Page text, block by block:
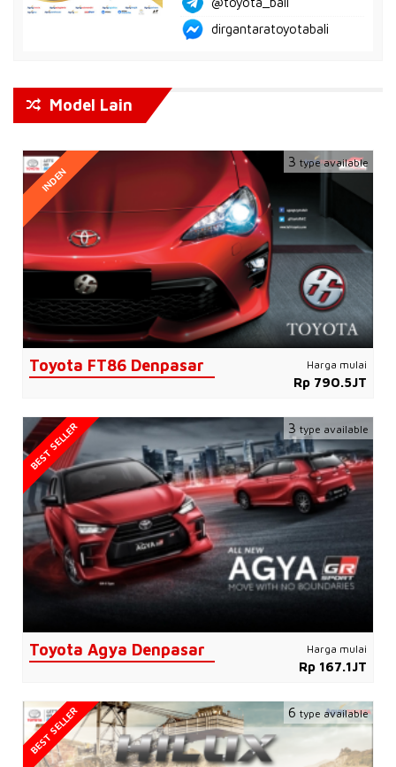
dirgantaratoyotabali
Model Lain
Toyota FT86 Denpasar Harga mulai
Rp 790.5JT
INDEN
3 type available
Toyota Agya Denpasar Harga mulai
Rp 167.1JT
BEST SELLER 3 type available
BEST SELLER 6 type available